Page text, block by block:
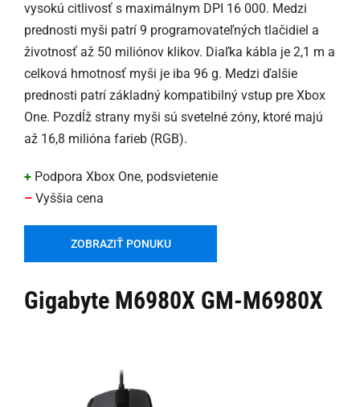
vysokú citlivosť s maximálnym DPI 16 000. Medzi
prednosti myši patrí 9 programovateľných tlačidiel a
životnosť až 50 miliónov klikov. Diaľka kábla je 2,1 m a
celková hmotnosť myši je iba 96 g. Medzi ďalšie
prednosti patrí základný kompatibilný vstup pre Xbox
One. Pozdĺž strany myši sú svetelné zóny, ktoré majú
až 16,8 milióna farieb (RGB).
+ Podpora Xbox One, podsvietenie
– Vyššia cena
ZOBRAZIŤ PONUKU
Gigabyte M6980X GM-M6980X